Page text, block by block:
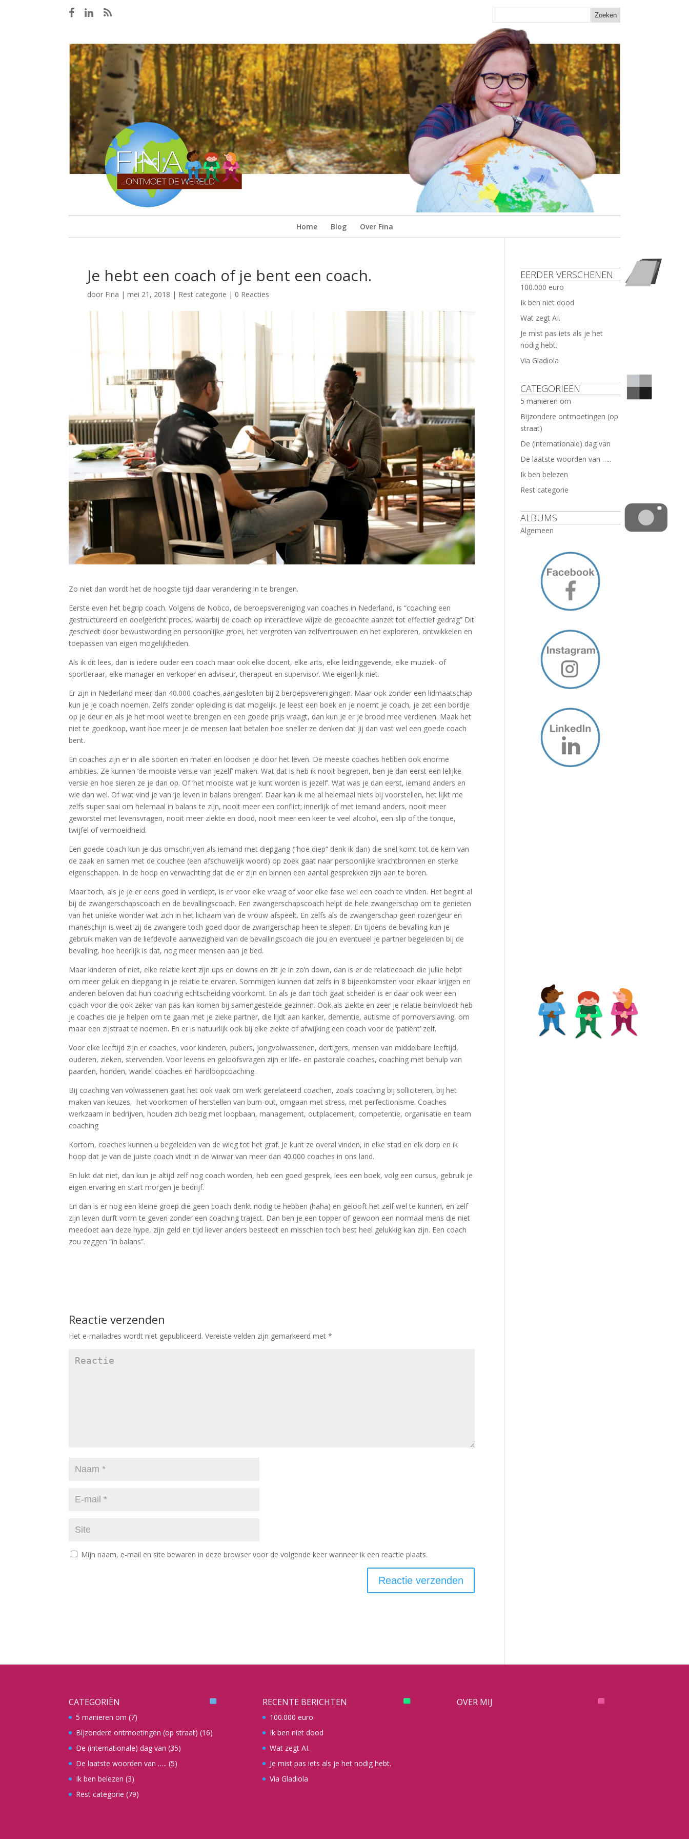
Home Blog Over Fina
Je hebt een coach of je bent een coach.
door Fina |mei 21, 2018 | Rest categorie | 0 Reacties
Zo niet dan wordt het de hoogste tijd daar verandering in te brengen.
Eerste even het begrip coach. Volgens de Nobco, de beroepsvereniging van coaches in Nederland, is “coaching een
gestructureerd en doelgericht proces, waarbij de coach op interactieve wijze de gecoachte aanzet tot effectief gedrag” Dit
geschiedt door bewustwording en persoonlijke groei, het vergroten van zelfvertrouwen en het exploreren, ontwikkelen en
toepassen van eigen mogelijkheden.
Als ik dit lees, dan is iedere ouder een coach maar ook elke docent, elke arts, elke leidinggevende, elke muziek- of
sportleraar, elke manager en verkoper en adviseur, therapeut en supervisor. Wie eigenlijk niet.
Er zijn in Nederland meer dan 40.000 coaches aangesloten bij 2 beroepsverenigingen. Maar ook zonder een lidmaatschap
kun je je coach noemen. Zelfs zonder opleiding is dat mogelijk. Je leest een boek en je noemt je coach, je zet een bordje
op je deur en als je het mooi weet te brengen en een goede prijs vraagt, dan kun je er je brood mee verdienen. Maak het
niet te goedkoop, want hoe meer je de mensen laat betalen hoe sneller ze denken dat jij dan vast wel een goede coach
bent.
En coaches zijn er in alle soorten en maten en loodsen je door het leven. De meeste coaches hebben ook enorme
ambities. Ze kunnen ‘de mooiste versie van jezelf’ maken. Wat dat is heb ik nooit begrepen, ben je dan eerst een lelijke
versie en hoe sieren ze je dan op. Of ‘het mooiste wat je kunt worden is jezelf’. Wat was je dan eerst, iemand anders en
wie dan wel. Of wat vind je van ‘je leven in balans brengen’. Daar kan ik me al helemaal niets bij voorstellen, het lijkt me
zelfs super saai om helemaal in balans te zijn, nooit meer een conflict; innerlijk of met iemand anders, nooit meer
geworstel met levensvragen, nooit meer ziekte en dood, nooit meer een keer te veel alcohol, een slip of the tonque,
twijfel of vermoeidheid.
Een goede coach kun je dus omschrijven als iemand met diepgang (“hoe diep” denk ik dan) die snel komt tot de kern van
de zaak en samen met de couchee (een afschuwelijk woord) op zoek gaat naar persoonlijke krachtbronnen en sterke
eigenschappen. In de hoop en verwachting dat die er zijn en binnen een aantal gesprekken zijn aan te boren.
Maar toch, als je je er eens goed in verdiept, is er voor elke vraag of voor elke fase wel een coach te vinden. Het begint al
bij de zwangerschapscoach en de bevallingscoach. Een zwangerschapscoach helpt de hele zwangerschap om te genieten
van het unieke wonder wat zich in het lichaam van de vrouw afspeelt. En zelfs als de zwangerschap geen rozengeur en
maneschijn is weet zij de zwangere toch goed door de zwangerschap heen te slepen. En tijdens de bevalling kun je
gebruik maken van de liefdevolle aanwezigheid van de bevallingscoach die jou en eventueel je partner begeleiden bij de
bevalling, hoe heerlijk is dat, nog meer mensen aan je bed.
Maar kinderen of niet, elke relatie kent zijn ups en downs en zit je in zo’n down, dan is er de relatiecoach die jullie helpt
om meer geluk en diepgang in je relatie te ervaren. Sommigen kunnen dat zelfs in 8 bijeenkomsten voor elkaar krijgen en
anderen beloven dat hun coaching echtscheiding voorkomt. En als je dan toch gaat scheiden is er daar ook weer een
coach voor die ook zeker van pas kan komen bij samengestelde gezinnen. Ook als ziekte en zeer je relatie beïnvloedt heb
je coaches die je helpen om te gaan met je zieke partner, die lijdt aan kanker, dementie, autisme of pornoverslaving, om
maar een zijstraat te noemen. En er is natuurlijk ook bij elke ziekte of afwijking een coach voor de ‘patiënt’ zelf.
Voor elke leeftijd zijn er coaches, voor kinderen, pubers, jongvolwassenen, dertigers, mensen van middelbare leeftijd,
ouderen, zieken, stervenden. Voor levens en geloofsvragen zijn er life- en pastorale coaches, coaching met behulp van
paarden, honden, wandel coaches en hardloopcoaching.
Bij coaching van volwassenen gaat het ook vaak om werk gerelateerd coachen, zoals coaching bij solliciteren, bij het
maken van keuzes, het voorkomen of herstellen van burn-out, omgaan met stress, met perfectionisme. Coaches
werkzaam in bedrijven, houden zich bezig met loopbaan, management, outplacement, competentie, organisatie en team
coaching
Kortom, coaches kunnen u begeleiden van de wieg tot het graf. Je kunt ze overal vinden, in elke stad en elk dorp en ik
hoop dat je van de juiste coach vindt in de wirwar van meer dan 40.000 coaches in ons land.
En lukt dat niet, dan kun je altijd zelf nog coach worden, heb een goed gesprek, lees een boek, volg een cursus, gebruik je
eigen ervaring en start morgen je bedrijf.
En dan is er nog een kleine groep die geen coach denkt nodig te hebben (haha) en gelooft het zelf wel te kunnen, en zelf
zijn leven durft vorm te geven zonder een coaching traject. Dan ben je een topper of gewoon een normaal mens die niet
meedoet aan deze hype, zijn geld en tijd liever anders besteedt en misschien toch best heel gelukkig kan zijn. Een coach
zou zeggen “in balans”.
Reactie verzenden
Het e-mailadres wordt niet gepubliceerd. Vereiste velden zijn gemarkeerd met*
Mijn naam, e-mail en site bewaren in deze browser voor de volgende keer wanneer ik een reactie plaats.
EERDER VERSCHENEN
100.000 euro
Ik ben niet dood
Wat zegt AI.
Je mist pas iets als je het
nodig hebt.
Via Gladiola
CATEGORIEËN
5 manieren om
Bijzondere ontmoetingen (op
straat)
De (internationale) dag van
De laatste woorden van …..
Ik ben belezen
Rest categorie
ALBUMS
Algemeen
CATEGORIËN
5 manieren om (7)
Bijzondere ontmoetingen (op straat) (16)
De (internationale) dag van (35)
De laatste woorden van ….. (5)
Ik ben belezen (3)
Rest categorie (79)
RECENTE BERICHTEN
100.000 euro
Ik ben niet dood
Wat zegt AI.
Je mist pas iets als je het nodig hebt.
Via Gladiola
OVER MIJ